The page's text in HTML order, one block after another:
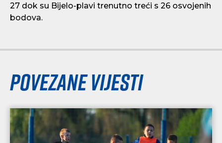
27 dok su Bijelo-plavi trenutno treći s 26 osvojenih
bodova.
Povezane vijesti